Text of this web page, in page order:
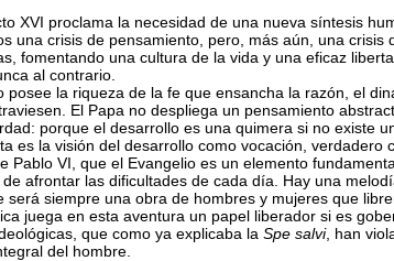
XVI proclama la necesidad de una nueva síntesis
una crisis de pensamiento, pero, más aún, una
fomentando una cultura de la vida y una eficaz
al contrario.
posee la riqueza de la fe que ensancha la razón, el
El Papa no despliega un pensamiento
porque el desarrollo es una quimera si no
es la visión del desarrollo como vocación, verdadero
Pablo VI, que el Evangelio es un elemento
afrontar las dificultades de cada día. Hay una
siempre una obra de hombres y mujeres que
juega en esta aventura un papel liberador si es
que como ya explicaba la Spe salvi, han
del hombre.